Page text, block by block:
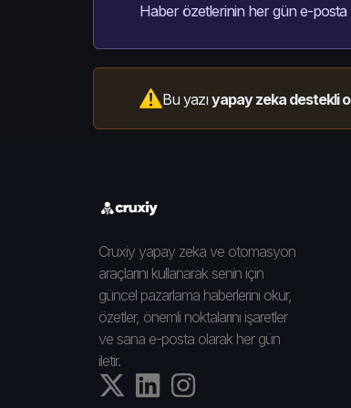
Haber özetlerinin her gün e-posta
Bu yazıyapay zeka destekli
Cruxiy yapay zeka ve otomasyon
araçlarını kullanarak senin için
güncel pazarlama haberlerini okur,
özetler, önemli noktalarını işaretler
ve sana e-posta olarak her gün
iletir.